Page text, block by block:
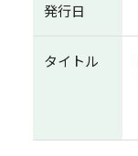
発行日
タイトル